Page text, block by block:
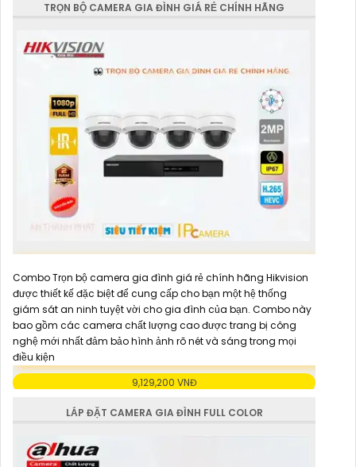
TRỌN BỘ CAMERA GIA ĐÌNH GIÁ RẺ CHÍNH HÃNG
Combo Trọn bộ camera gia đình giá rẻ chính hãng Hikvision
được thiết kế đặc biệt để cung cấp cho bạn một hệ thống
giám sát an ninh tuyệt vời cho gia đình của bạn. Combo này
bao gồm các camera chất lượng cao được trang bị công
nghệ mới nhất đảm bảo hình ảnh rõ nét và sáng trong mọi
điều kiện
9,129,200 VNĐ
LẮP ĐẶT CAMERA GIA ĐÌNH FULL COLOR